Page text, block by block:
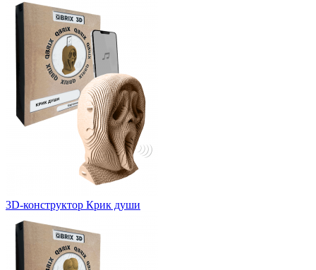
3D-конструктор Крик души